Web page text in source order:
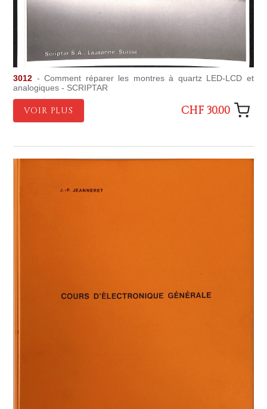
3012 - Comment réparer les montres à quartz LED-LCD et
analogiques - SCRIPTAR
VOIR PLUS CHF 30.00